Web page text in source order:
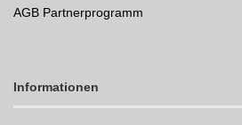
AGB Partnerprogramm
Informationen